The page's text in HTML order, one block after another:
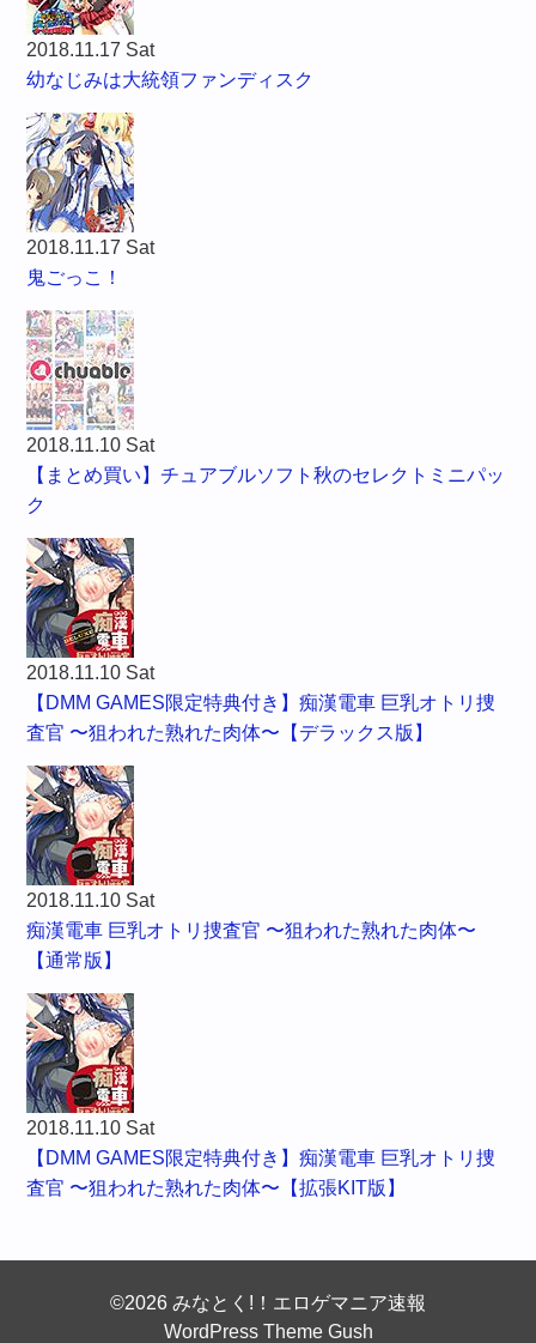
2018.11.17 Sat
幼なじみは大統領ファンディスク
2018.11.17 Sat
鬼ごっこ！
2018.11.10 Sat
【まとめ買い】チュアブルソフト秋のセレクトミニパッ
ク
2018.11.10 Sat
【DMM GAMES限定特典付き】痴漢電車 巨乳オトリ捜
査官 〜狙われた熟れた肉体〜【デラックス版】
2018.11.10 Sat
痴漢電車 巨乳オトリ捜査官 〜狙われた熟れた肉体〜
【通常版】
2018.11.10 Sat
【DMM GAMES限定特典付き】痴漢電車 巨乳オトリ捜
査官 〜狙われた熟れた肉体〜【拡張KIT版】
©2026 みなとく!！エロゲマニア速報
WordPress Theme Gush